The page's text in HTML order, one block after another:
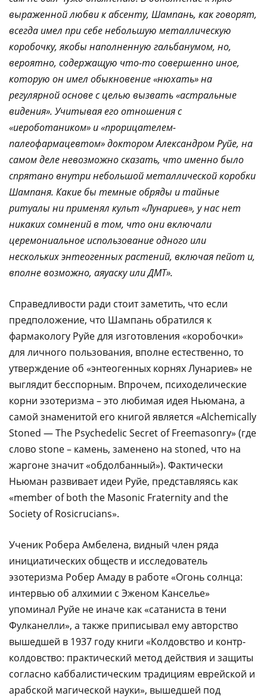
выраженной любви к абсенту, Шампань, как говорят,
всегда имел при себе небольшую металлическую
коробочку, якобы наполненную гальбанумом, но,
вероятно, содержащую что-то совершенно иное,
которую он имел обыкновение «нюхать» на
регулярной основе с целью вызвать «астральные
видения». Учитывая его отношения с
«иероботаником» и «прорицателем-
палеофармацевтом» доктором Александром Руйе, на
самом деле невозможно сказать, что именно было
спрятано внутри небольшой металлической коробки
Шампаня. Какие бы темные обряды и тайные
ритуалы ни применял культ «Лунариев», у нас нет
никаких сомнений в том, что они включали
церемониальное использование одного или
нескольких энтеогенных растений, включая пейот и,
вполне возможно, аяуаску или ДМТ».
Справедливости ради стоит заметить, что если
предположение, что Шампань обратился к
фармакологу Руйе для изготовления «коробочки»
для личного пользования, вполне естественно, то
утверждение об «энтеогенных корнях Лунариев» не
выглядит бесспорным. Впрочем, психоделические
корни эзотеризма – это любимая идея Ньюмана, а
самой знаменитой его книгой является «Alchemically
Stoned — The Psychedelic Secret of Freemasonry» (где
слово stone – камень, заменено на stoned, что на
жаргоне значит «обдолбанный»). Фактически
Ньюман развивает идеи Руйе, представляясь как
«member of both the Masonic Fraternity and the
Society of Rosicrucians».
Ученик Робера Амбелена, видный член ряда
инициатических обществ и исследователь
эзотеризма Робер Амаду в работе «Огонь солнца:
интервью об алхимии с Эженом Канселье»
упоминал Руйе не иначе как «сатаниста в тени
Фулканелли», а также приписывал ему авторство
вышедшей в 1937 году книги «Колдовство и контр-
колдовство: практический метод действия и защиты
согласно каббалистическим традициям еврейской и
арабской магической науки», вышедшей под